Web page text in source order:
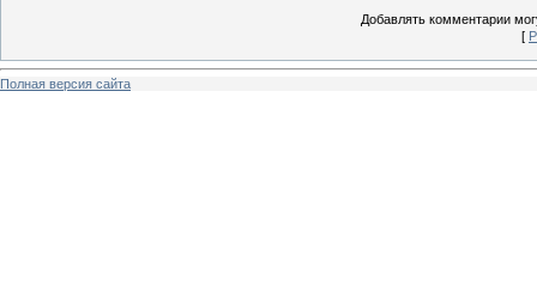
Добавлять комментарии
[
Полная версия сайта